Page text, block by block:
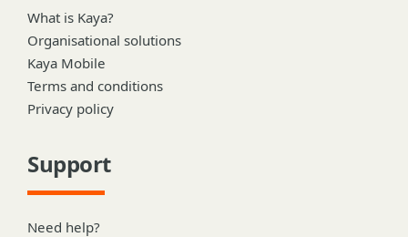
What is Kaya?
Organisational solutions
Kaya Mobile
Terms and conditions
Privacy policy
Support
Need help?